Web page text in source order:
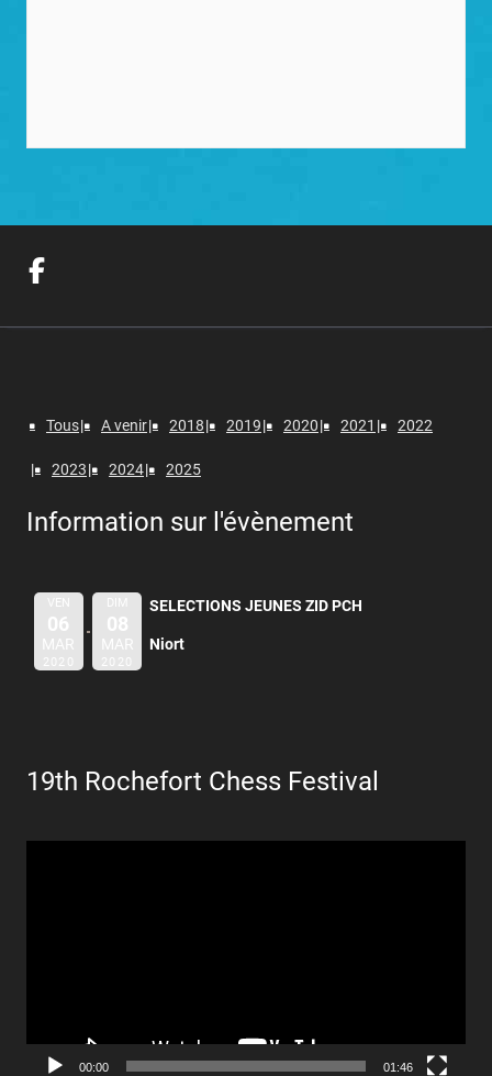
Tous A venir 2018 2019 2020 2021 2022
2023 2024 2025
Information sur l'évènement
VEN
06
MAR
2020
DIM
08
MAR
2020
SELECTIONS JEUNES ZID PCH
Niort
19th Rochefort Chess Festival
00:00 01:46